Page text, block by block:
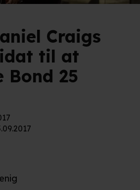
Craigs
til at
Bond 25